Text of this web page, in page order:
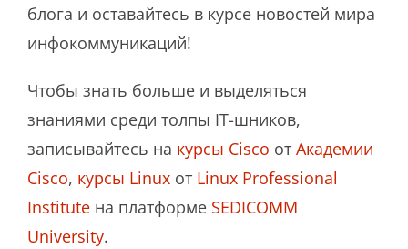
блога и оставайтесь в курсе новостей мира
инфокоммуникаций!
Чтобы знать больше и выделяться
знаниями среди толпы IT-шников,
записывайтесь на курсы Cisco от Академии
Cisco, курсы Linux от Linux Professional
Institute на платформе SEDICOMM
University.